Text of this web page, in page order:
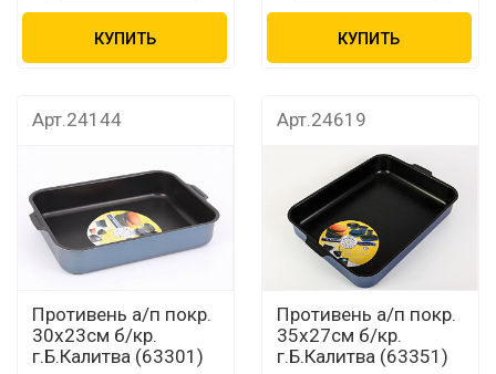
КУПИТЬ КУПИТЬ
Арт.24144
Противень а/п покр.
30x23см б/кр.
г.Б.Калитва (63301)
Арт.24619
Противень а/п покр.
35x27см б/кр.
г.Б.Калитва (63351)